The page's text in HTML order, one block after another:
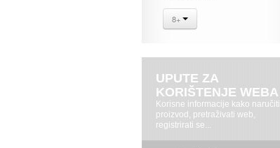
8+
UPUTE ZA
KORIŠTENJE WEBA
Korisne informacije kako naručiti
proizvod, pretraživati web,
registrirati se...